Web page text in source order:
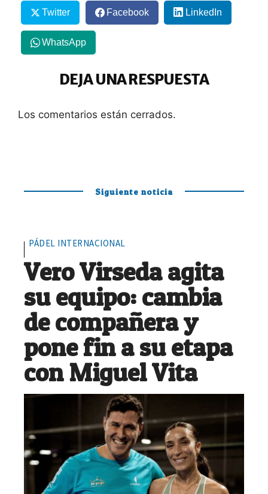
Twitter Facebook LinkedIn
WhatsApp
DEJA UNA RESPUESTA
Los comentarios están cerrados.
Siguiente noticia
PÁDEL INTERNACIONAL
Vero Virseda agita
su equipo: cambia
de compañera y
pone fin a su etapa
con Miguel Vita